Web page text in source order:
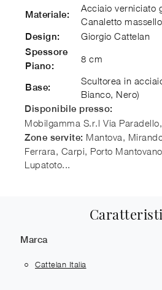
Materiale:
Acciaio verniciato
Canaletto massello
Design: Giorgio Cattelan
Spessore
Piano:
8 cm
Base:
Scultorea in
Bianco, Nero)
Disponibile presso:
Mobilgamma S.r.l Via
Zone servite: Mantova,
Ferrara, Carpi, Porto
Lupatoto...
Marca
Cattelan Italia